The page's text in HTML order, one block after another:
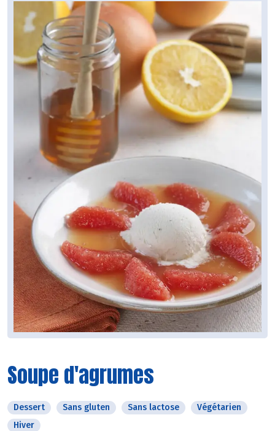
Soupe d'agrumes
Dessert Sans gluten Sans lactose
Végétarien
Hiver